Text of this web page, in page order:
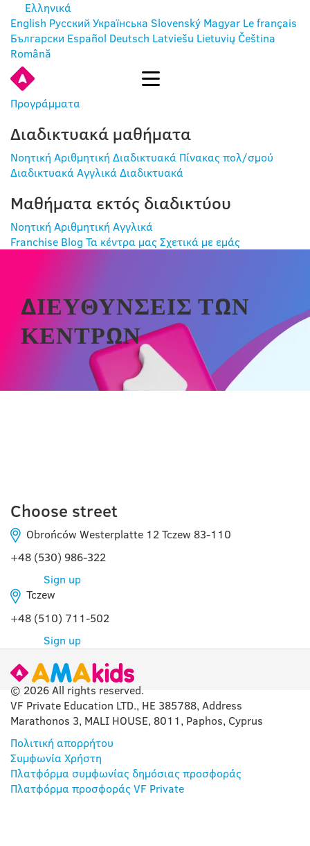
Ελληνικά
English Русский Українська Slovenský Magyar Le français
Български Español Deutsch Latviešu Lietuvių Čeština
Română
Προγράμματα
Διαδικτυακά μαθήματα
Νοητική Αριθμητική Διαδικτυακά Πίνακας πολ/σμού
ΔιαδικτυακάΑγγλικά Διαδικτυακά
Μαθήματα εκτός διαδικτύου
Νοητική Αριθμητική Αγγλικά
Franchise Blog Τα κέντρα μαςΣχετικά με εμάς
ΔΙΕΥΘΎΝΣΕΙΣ ΤΩΝ
ΚΈΝΤΡΩΝ
Choose street
Obrońców Westerplatte 12 Tczew 83-110
+48 (530) 986-322
Sign up
Tczew
+48 (510) 711-502
Sign up
© 2026 All rights reserved.
VF Private Education LTD., HE 385788, Address
Marathonos 3, MALI HOUSE, 8011, Paphos, Cyprus
Πολιτική απορρήτου
Συμφωνία Χρήστη
Πλατφόρμα συμφωνίας δημόσιας προσφοράς
Πλατφόρμα προσφοράς VF Private